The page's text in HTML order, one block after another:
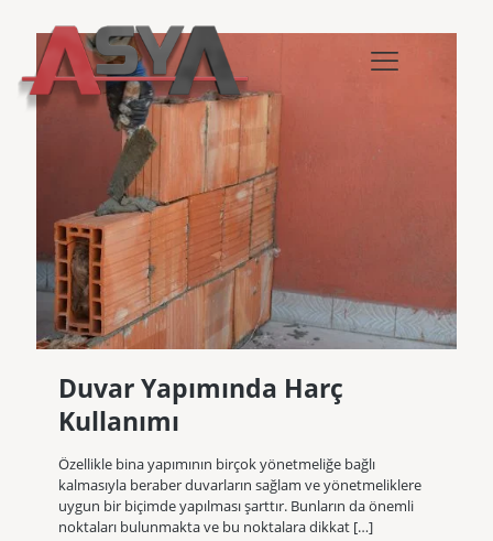
Duvar Yapımında Harç
Kullanımı
Özellikle bina yapımının birçok yönetmeliğe bağlı
kalmasıyla beraber duvarların sağlam ve yönetmeliklere
uygun bir biçimde yapılması şarttır. Bunların da önemli
noktaları bulunmakta ve bu noktalara dikkat […]